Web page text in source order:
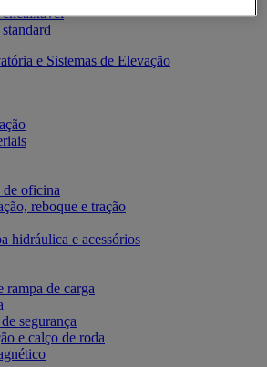
e Sistemas de Elevação
de oficina
reboque e tração
hidráulica e acessórios
rampa de carga
segurança
e calço de roda